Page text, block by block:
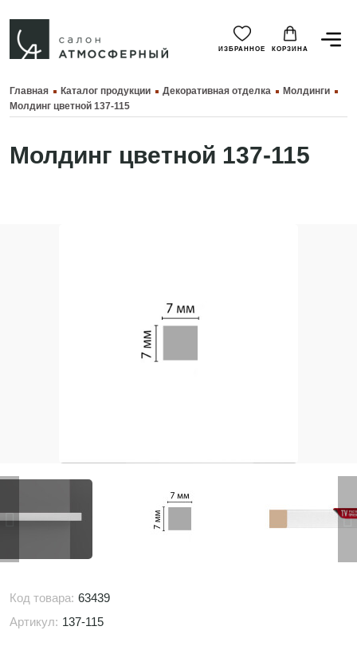
ИЗБРАННОЕ КОРЗИНА
Главная Каталог продукции Декоративная отделка
Молдинги
Молдинг цветной 137-115
Молдинг цветной 137-115
Код товара: 63439
Артикул: 137-115